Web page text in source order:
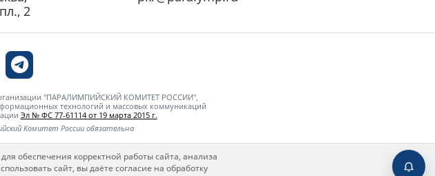
2
"ПАРАЛИМПИЙСКИЙ КОМИТЕТ РОССИИ",
технологий и массовых коммуникаций
Эл № ФС 77-61114 от 19 марта 2015 г.
Комитет России обязательна
обеспечения корректной работы сайта, анализа
сайт, вы даёте согласие на обработку